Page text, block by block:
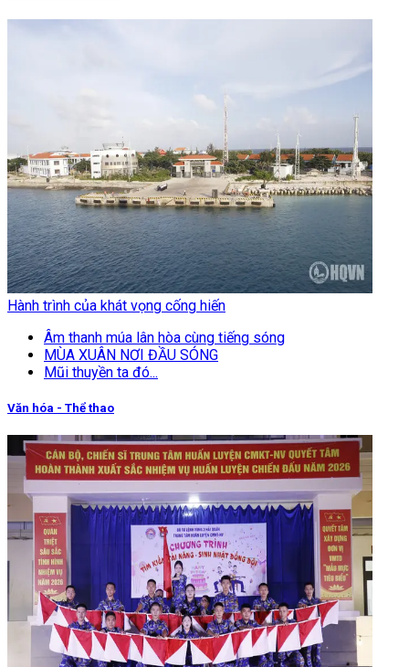
Hành trình của khát vọng cống hiến
Âm thanh múa lân hòa cùng tiếng sóng
MÙA XUÂN NƠI ĐẦU SÓNG
Mũi thuyền ta đó...
Văn hóa - Thể thao